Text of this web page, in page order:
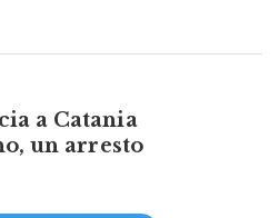
a Catania
un arresto